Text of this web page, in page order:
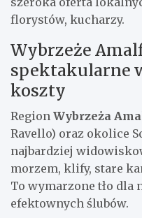
florystów, kucharzy.
Wybrzeże
spektakularne
koszty
Region Wybrzeża
Ravello) oraz okolice
najbardziej
morzem, klify, stare
To wymarzone tło dla
efektownych ślubów.